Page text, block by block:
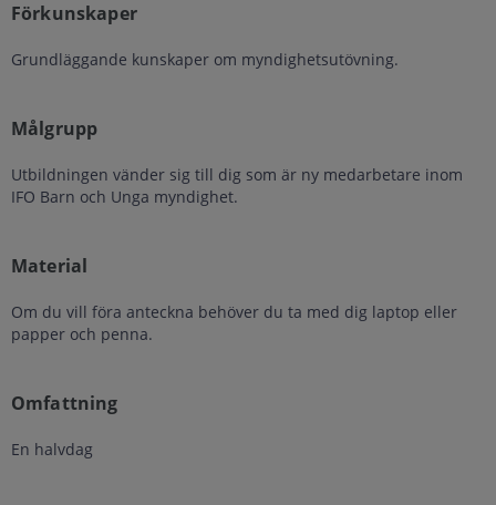
Förkunskaper
Grundläggande kunskaper om myndighetsutövning.
Målgrupp
Utbildningen vänder sig till dig som är ny medarbetare inom
IFO Barn och Unga myndighet.
Material
Om du vill föra anteckna behöver du ta med dig laptop eller
papper och penna.
Omfattning
En halvdag